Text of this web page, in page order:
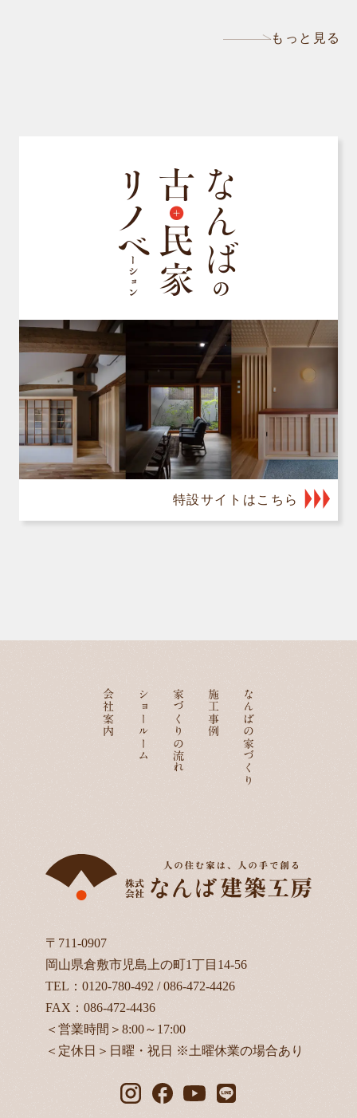
もっと見る
特設サイトはこちら
なんばの家づくり
施工事例
家づくりの流れ
ショールーム
会社案内
〒711-0907
岡山県倉敷市児島上の町1丁目14-56
TEL： 0120-780-492 /086-472-4426
FAX：086-472-4436
＜営業時間＞8:00～17:00
＜定休日＞日曜・祝日 ※土曜休業の場合あり